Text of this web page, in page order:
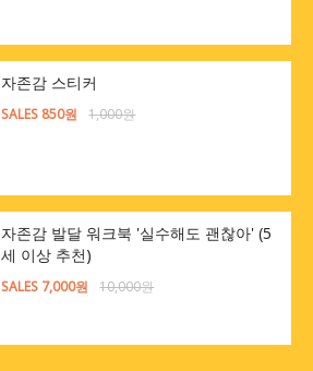
자존감 스티커
SALES 850원 1,000원
자존감 발달 워크북 '실수해도 괜찮아' (5
세 이상 추천)
SALES 7,000원 10,000원